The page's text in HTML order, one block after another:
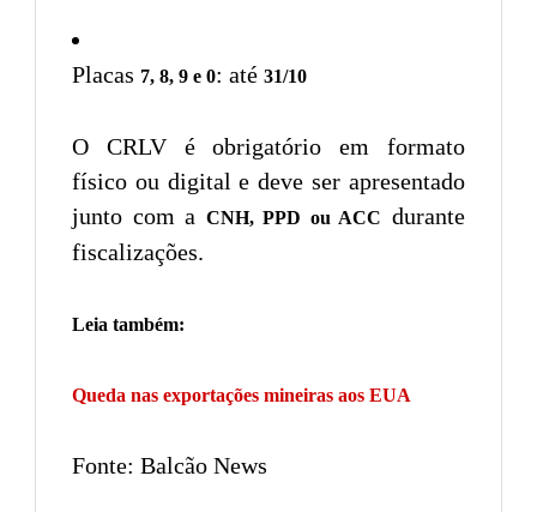
Placas 7, 8, 9 e 0: até 31/10
O CRLV é obrigatório em formato
físico ou digital e deve ser apresentado
junto com a CNH, PPD ou ACC durante
fiscalizações.
Leia também:
Queda nas exportações mineiras aos EUA
Fonte: Balcão News